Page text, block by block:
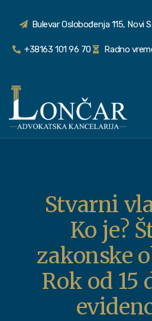
Bulevar Oslobođenja 115, Novi
+38163 101 96 70 Radno
Stvarni
Ko je?
zakonske
Rok od 15